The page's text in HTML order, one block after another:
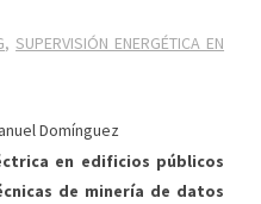
,SUPERVISIÓN ENERGÉTICA EN
Domínguez
en edificios públicos
de minería de datos